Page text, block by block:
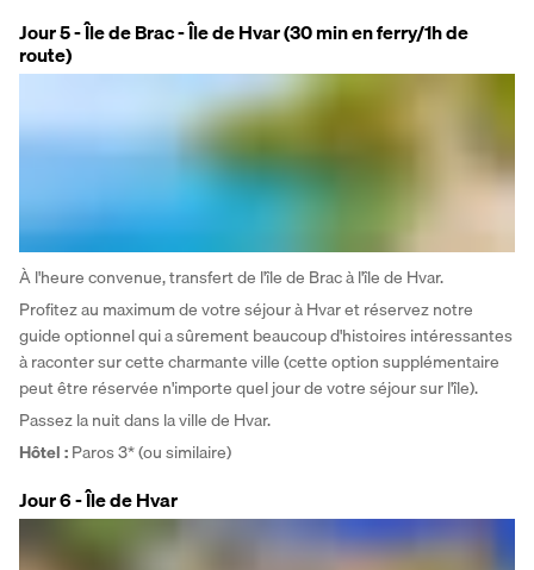
Jour 5 - Île de Brac - Île de Hvar (30 min en ferry/1h de
route)
À l'heure convenue, transfert de l'île de Brac à l'île de Hvar.
Profitez au maximum de votre séjour à Hvar et réservez notre
guide optionnel qui a sûrement beaucoup d'histoires intéressantes
à raconter sur cette charmante ville (cette option supplémentaire
peut être réservée n'importe quel jour de votre séjour sur l'île).
Passez la nuit dans la ville de Hvar.
Hôtel : Paros 3* (ou similaire)
Jour 6 - Île de Hvar